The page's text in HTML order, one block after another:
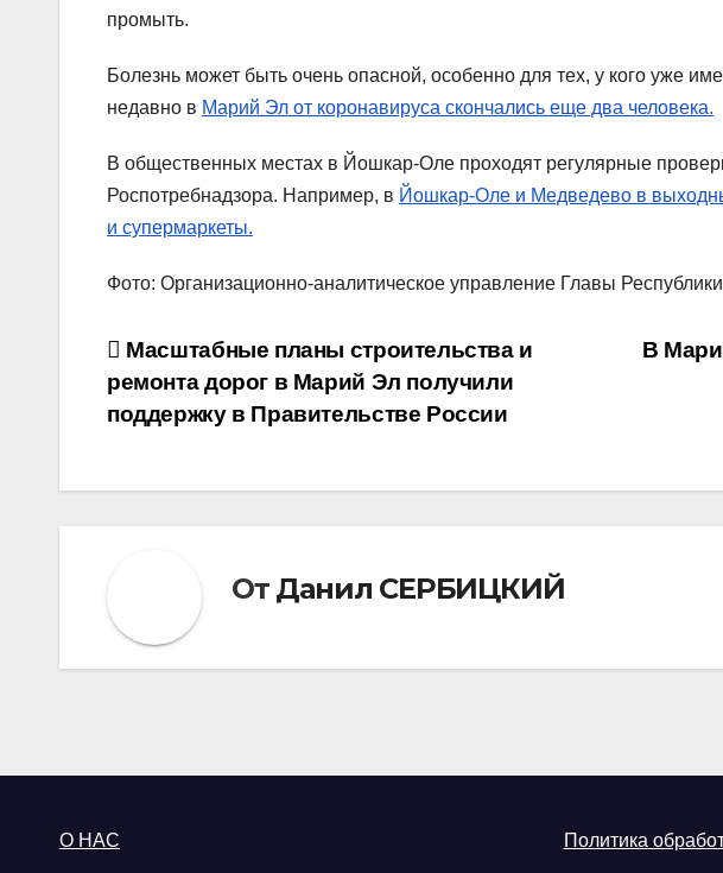
промыть.
Болезнь может быть очень опасной, особенно для тех, у кого уже
недавно в Марий Эл от коронавируса скончались еще два человека.
В общественных местах в Йошкар-Оле проходят регулярные
Роспотребнадзора. Например, в Йошкар-Оле и Медведево в
и супермаркеты.
Фото: Организационно-аналитическое управление Главы
Навигация
по
В
Масштабные планы строительства и
ремонта дорог в Марий Эл получили
поддержку в Правительстве России
От Данил СЕРБИЦКИЙ
О НАС Политика